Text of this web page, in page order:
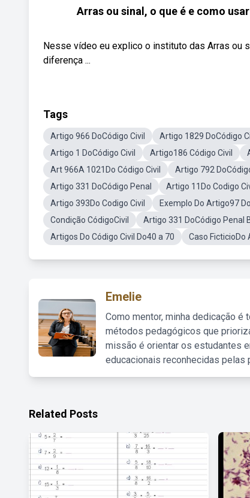
Arras ou sinal, o que é e como
Nesse vídeo eu explico o instituto das Arras ou
diferença ...
Tags
Artigo 966 DoCódigo Civil Artigo 1829 DoCódigo
Artigo 1 DoCódigo Civil
Artigo186 Código Civil
Art 966A 1021Do Código Civil
Artigo 792
Artigo 331 DoCódigo Penal
Artigo 11Do Codigo
Artigo 393Do Codigo Civil
Exemplo Do Artigo97
Condição CódigoCivil
Artigo 331 DoCódigo Penal
Artigos Do Código Civil Do40 a 70
Caso FicticioDo
Emelie
Como mentor, minha dedicação
métodos pedagógicos que
missão é orientar os estudantes
educacionais reconhecidas pelas
Related Posts